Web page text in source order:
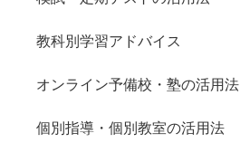
教科別学習アドバイス
オンライン予備校・塾の活用法
個別指導・個別教室の活用法